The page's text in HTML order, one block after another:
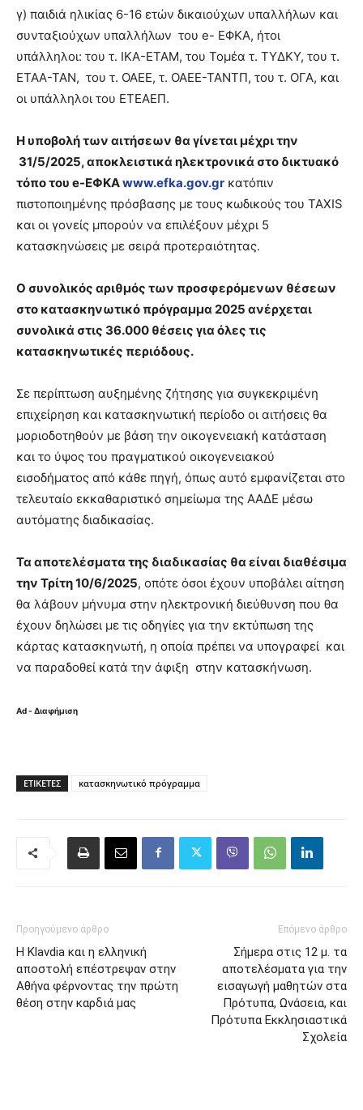
γ) παιδιά ηλικίας 6-16 ετών δικαιούχων υπαλλήλων και
συνταξιούχων υπαλλήλων του e- ΕΦΚΑ, ήτοι
υπάλληλοι: του τ. ΙΚΑ-ΕΤΑΜ, του Τομέα τ. ΤΥΔΚΥ, του τ.
ΕΤΑΑ-ΤΑΝ, του τ. ΟΑΕΕ, τ. ΟΑΕΕ-ΤΑΝΤΠ, του τ. ΟΓΑ, και
οι υπάλληλοι του ΕΤΕΑΕΠ.
Η υποβολή των αιτήσεων θα γίνεται μέχρι την
31/5/2025, αποκλειστικά ηλεκτρονικά στο δικτυακό
τόπο του e-ΕΦΚΑwww.efka.gov.gr κατόπιν
πιστοποιημένης πρόσβασης με τους κωδικούς του TAXIS
και οι γονείς μπορούν να επιλέξουν μέχρι 5
κατασκηνώσεις με σειρά προτεραιότητας.
O συνολικός αριθμός των προσφερόμενων θέσεων
στο κατασκηνωτικό πρόγραμμα 2025 ανέρχεται
συνολικά στις 36.000 θέσεις για όλες τις
κατασκηνωτικές περιόδους.
Σε περίπτωση αυξημένης ζήτησης για συγκεκριμένη
επιχείρηση και κατασκηνωτική περίοδο οι αιτήσεις θα
μοριοδοτηθούν με βάση την οικογενειακή κατάσταση
και το ύψος του πραγματικού οικογενειακού
εισοδήματος από κάθε πηγή, όπως αυτό εμφανίζεται στο
τελευταίο εκκαθαριστικό σημείωμα της ΑΑΔΕ μέσω
αυτόματης διαδικασίας.
Τα αποτελέσματα της διαδικασίας θα είναι διαθέσιμα
την Τρίτη 10/6/2025, οπότε όσοι έχουν υποβάλει αίτηση
θα λάβουν μήνυμα στην ηλεκτρονική διεύθυνση που θα
έχουν δηλώσει με τις οδηγίες για την εκτύπωση της
κάρτας κατασκηνωτή, η οποία πρέπει να υπογραφεί και
να παραδοθεί κατά την άφιξη στην κατασκήνωση.
Ad - Διαφήμιση
ΕΤΙΚΈΤΕΣ κατασκηνωτικό πρόγραμμα
Προηγούμενο άρθρο
Η Klavdia και η ελληνική
αποστολή επέστρεψαν στην
Αθήνα φέρνοντας την πρώτη
θέση στην καρδιά μας
Επόμενο άρθρο
Σήμερα στις 12 μ. τα
αποτελέσματα για την
εισαγωγή μαθητών στα
Πρότυπα, Ωνάσεια, και
Πρότυπα Εκκλησιαστικά
Σχολεία